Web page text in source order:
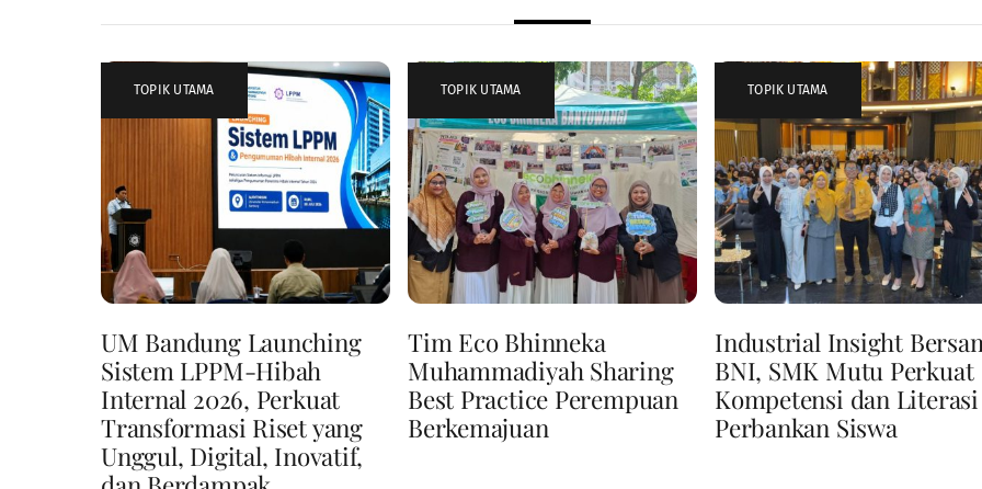
TOPIK UTAMA
UM Bandung Launching
Sistem LPPM-Hibah
Internal 2026, Perkuat
Transformasi Riset yang
Unggul, Digital, Inovatif,
TOPIK UTAMA
Tim Eco Bhinneka
Muhammadiyah Sharing
Best Practice Perempuan
Berkemajuan
TOPIK UTAMA
Industrial Insight
BNI, SMK Mutu Perkuat
Kompetensi dan Literasi
Perbankan Siswa